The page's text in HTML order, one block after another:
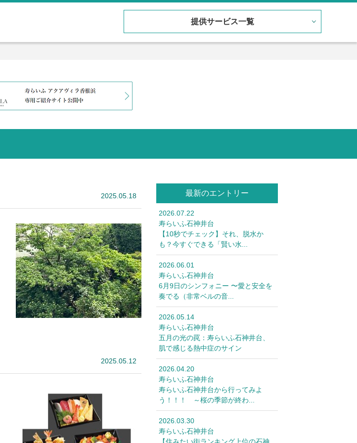
提供サービス一覧
2025.05.18
2025.05.12
最新のエントリー
2026.07.22
寿らいふ石神井台
【10秒でチェック】それ、脱水か
も？今すぐできる「賢い水...
2026.06.01
寿らいふ石神井台
6月9日のシンフォニー 〜愛と安全を
奏でる（非常ベルの音...
2026.05.14
寿らいふ石神井台
五月の光の罠：寿らいふ石神井台、
肌で感じる熱中症のサイン
2026.04.20
寿らいふ石神井台
寿らいふ石神井台から行ってみよ
う！！！ ～桜の季節が終わ...
2026.03.30
寿らいふ石神井台